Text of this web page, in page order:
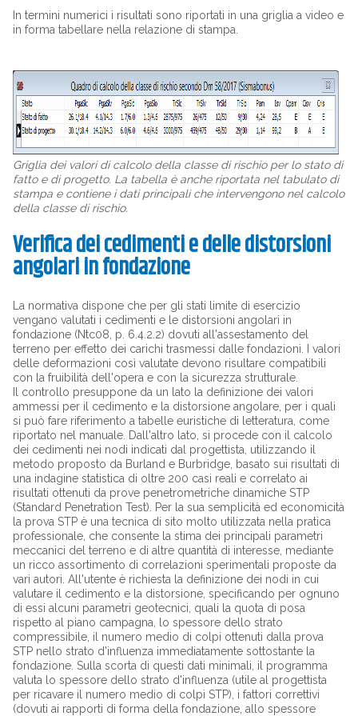
In termini numerici i risultati sono riportati in una griglia a video e
in forma tabellare nella relazione di stampa.
Griglia dei valori di calcolo della classe di rischio per lo stato di
fatto e di progetto. La tabella è anche riportata nel tabulato di
stampa e contiene i dati principali che intervengono nel calcolo
della classe di rischio.
Verifica dei cedimenti e delle distorsioni
angolari in fondazione
La normativa dispone che per gli stati limite di esercizio
vengano valutati i cedimenti e le distorsioni angolari in
fondazione (Ntc08, p. 6.4.2.2) dovuti all'assestamento del
terreno per effetto dei carichi trasmessi dalle fondazioni. I valori
delle deformazioni così valutate devono risultare compatibili
con la fruibilità dell'opera e con la sicurezza strutturale.
Il controllo presuppone da un lato la definizione dei valori
ammessi per il cedimento e la distorsione angolare, per i quali
si può fare riferimento a tabelle euristiche di letteratura, come
riportato nel manuale. Dall'altro lato, si procede con il calcolo
dei cedimenti nei nodi indicati dal progettista, utilizzando il
metodo proposto da Burland e Burbridge, basato sui risultati di
una indagine statistica di oltre 200 casi reali e correlato ai
risultati ottenuti da prove penetrometriche dinamiche STP
(Standard Penetration Test). Per la sua semplicità ed economicità
la prova STP è una tecnica di sito molto utilizzata nella pratica
professionale, che consente la stima dei principali parametri
meccanici del terreno e di altre quantità di interesse, mediante
un ricco assortimento di correlazioni sperimentali proposte da
vari autori. All'utente è richiesta la definizione dei nodi in cui
valutare il cedimento e la distorsione, specificando per ognuno
di essi alcuni parametri geotecnici, quali la quota di posa
rispetto al piano campagna, lo spessore dello strato
compressibile, il numero medio di colpi ottenuti dalla prova
STP nello strato d'influenza immediatamente sottostante la
fondazione. Sulla scorta di questi dati minimali, il programma
valuta lo spessore dello strato d'influenza (utile al progettista
per ricavare il numero medio di colpi STP), i fattori correttivi
(dovuti ai rapporti di forma della fondazione, allo spessore